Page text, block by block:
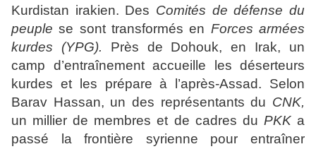
Kurdistan irakien. Des Comités de défense du
peuple se sont transformés en Forces armées
kurdes (YPG). Près de Dohouk, en Irak, un
camp d’entraînement accueille les déserteurs
kurdes et les prépare à l’après-Assad. Selon
Barav Hassan, un des représentants du CNK,
un millier de membres et de cadres du PKKa
passé la frontière syrienne pour entraîner